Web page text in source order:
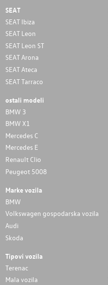
SEAT
SEAT Ibiza
SEAT Leon
SEAT Leon ST
SEAT Arona
SEAT Ateca
SEAT Tarraco
ostali modeli
BMW 3
BMW X1
Mercedes C
Mercedes E
Renault Clio
Peugeot 5008
Marke vozila
BMW
Volkswagen gospodarska vozila
Audi
Skoda
Tipovi vozila
Terenac
Mala vozila